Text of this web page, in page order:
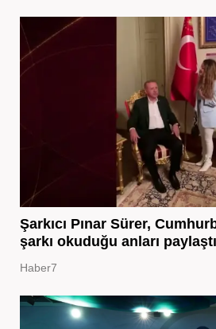
Şarkıcı Pınar Sürer,
şarkı okuduğu anları paylaştı
Haber7